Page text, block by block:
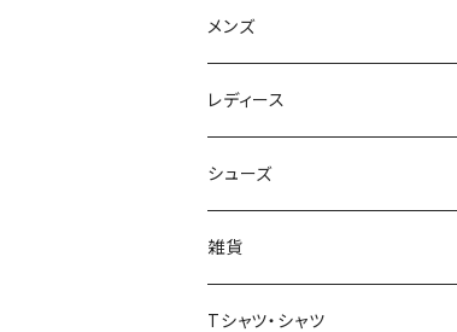
メンズ
Johnbull（ジョンブル）
ROARK（ロアーク）
kelen（ケレン）
NANGA（ナンガ）
レディース
Johnbull (ジョンブル)
ayane（アヤン）
Dignite collier（ディニテ コリエ）
シューズ
ASFVLT（アスファルト）
EMU(エミュー )
雑貨
バッグ
Tシャツ・シャツ